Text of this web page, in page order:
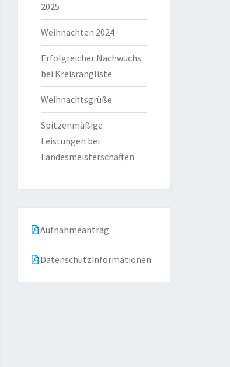
2025
Weihnachten 2024
Erfolgreicher Nachwuchs
bei Kreisrangliste
Weihnachtsgrüße
Spitzenmäßige
Leistungen bei
Landesmeisterschaften
Aufnahmeantrag
Datenschutzinformationen